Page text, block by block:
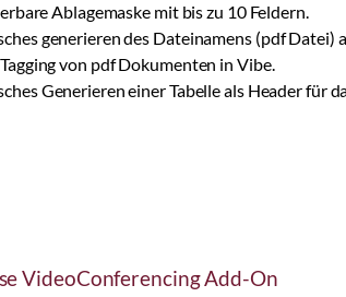
Ablagemaske mit bis zu 10 Feldern.
generieren des Dateinamens (pdf Datei)
von pdf Dokumenten in Vibe.
Generieren einer Tabelle als Header für
VideoConferencing Add-On